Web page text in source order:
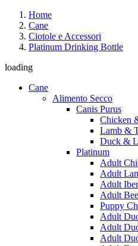
Home
Cane
Ciotole e Accessori
Platinum Drinking Bottle
loading
Cane
Alimento Secco
Canis Purus
Chicken
Lamb &
Duck &
Platinum
Adult
Adult
Adult
Adult
Puppy
Adult
Adult
Adult